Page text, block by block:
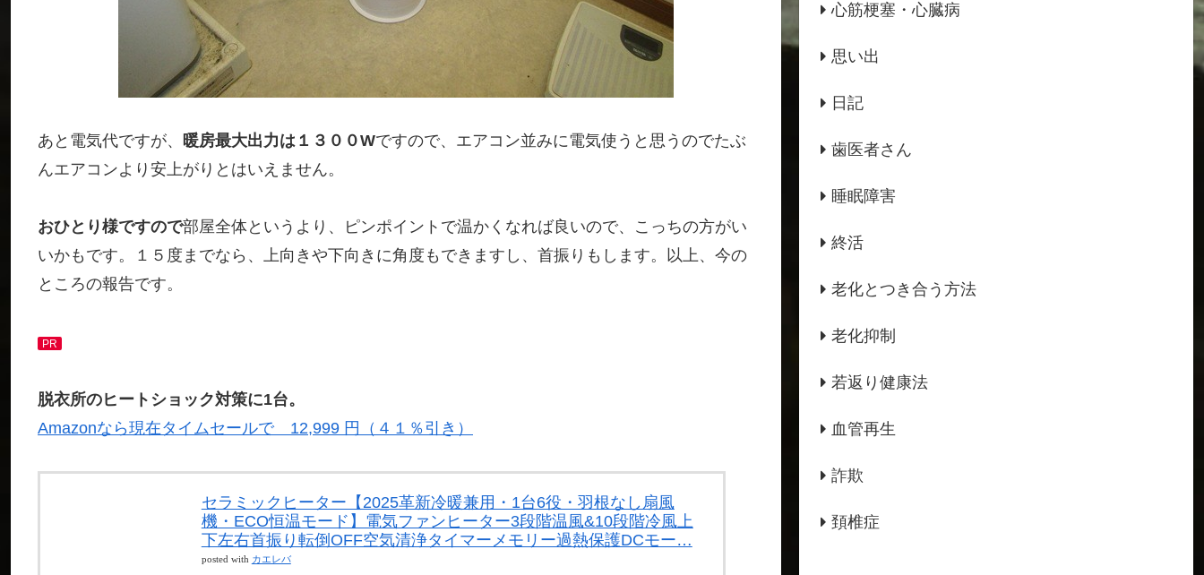
あと電気代ですが、 暖房最大出力は１３００Wですので、エアコン並みに電気使うと思うのでたぶ
んエアコンより安上がりとはいえません。
おひとり様ですので部屋全体というより、ピンポイントで温かくなれば良いので、こっちの方がい
いかもです。１５度までなら、上向きや下向きに角度もできますし、首振りもします。以上、今の
ところの報告です。
PR
脱衣所のヒートショック対策に1台。
Amazonなら現在タイムセールで 12,999 円（４１％引き）
セラミックヒーター【2025革新冷暖兼用・1台6役・羽根なし扇風
機・ECO恒温モード】電気ファンヒーター3段階温風&10段階冷風上
下左右首振り転倒OFF空気清浄タイマーメモリー過熱保護DCモー…
posted with カエレバ
心筋梗塞・心臓病
思い出
日記
歯医者さん
睡眠障害
終活
老化とつき合う方法
老化抑制
若返り健康法
血管再生
詐欺
頚椎症